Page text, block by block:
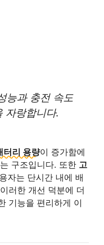
능과 충전 속도
자랑합니다.
터리 용량이 증가함에
구조입니다. 또한 고
자는 단시간 내에 배
러한 개선 덕분에 더
기능을 편리하게 이